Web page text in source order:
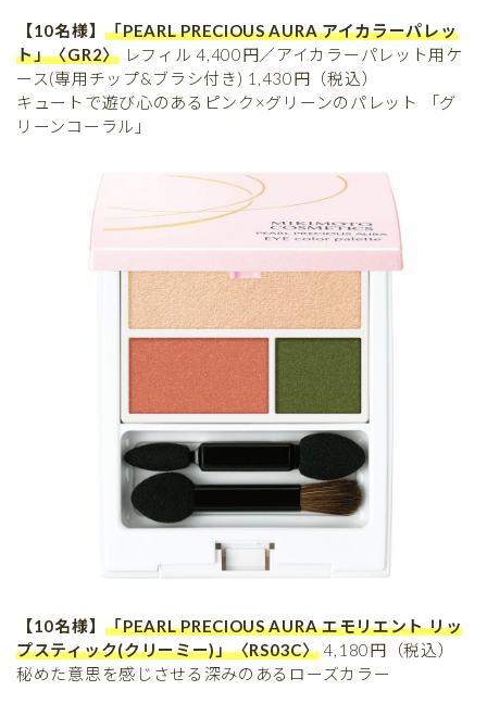
【10名様】「PEARL PRECIOUS AURA アイカラーパレッ
ト」〈GR2〉レフィル 4,400円／アイカラーパレット用ケ
ース(専用チップ&ブラシ付き) 1,430円（税込）
キュートで遊び心のあるピンク×グリーンのパレット 「グ
リーンコーラル」
【10名様】「PEARL PRECIOUS AURA エモリエント リッ
プスティック(クリーミー)」〈RS03C〉4,180円（税込）
秘めた意思を感じさせる深みのあるローズカラー